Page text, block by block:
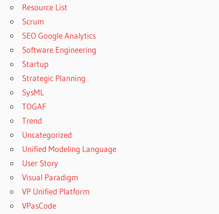
Resource List
Scrum
SEO Google Analytics
Software Engineering
Startup
Strategic Planning
SysML
TOGAF
Trend
Uncategorized
Unified Modeling Language
User Story
Visual Paradigm
VP Unified Platform
VPasCode